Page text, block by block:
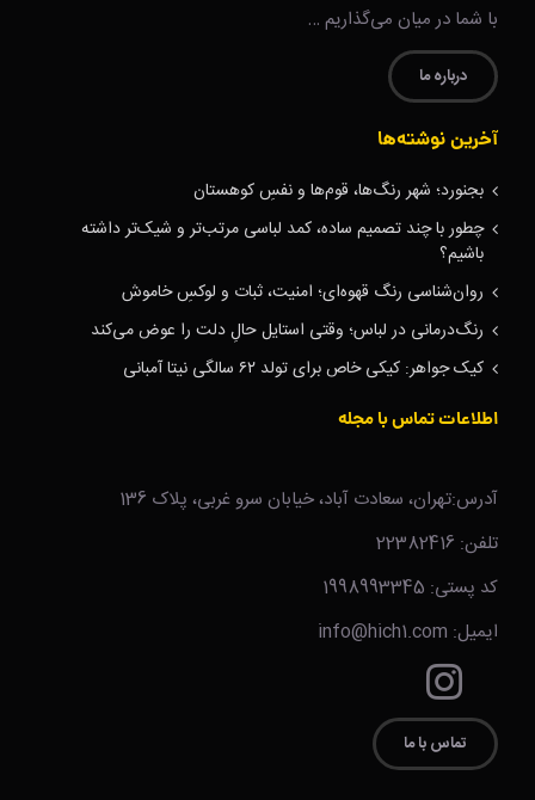
با شما در میان می‌گذاریم …
درباره ما
آخرین نوشته‌ها
بجنورد؛ شهر رنگ‌ها، قوم‌ها و نفسِ کوهستان
چطور با چند تصمیم ساده، کمد لباسی مرتب‌تر و شیک‌تر داشته
باشیم؟
روان‌شناسی رنگ قهوه‌ای؛ امنیت، ثبات و لوکسِ خاموش
رنگ‌درمانی در لباس؛ وقتی استایل حالِ دلت را عوض می‌کند
کیک جواهر: کیکی خاص برای تولد ۶۲ سالگی نیتا آمبانی
اطلاعات تماس با مجله
آدرس:تهران، سعادت آباد، خیابان سرو غربی، پلاک 136
تلفن: 22382416
کد پستی: 1998993345
ایمیل: info@hich1.com
تماس با ما